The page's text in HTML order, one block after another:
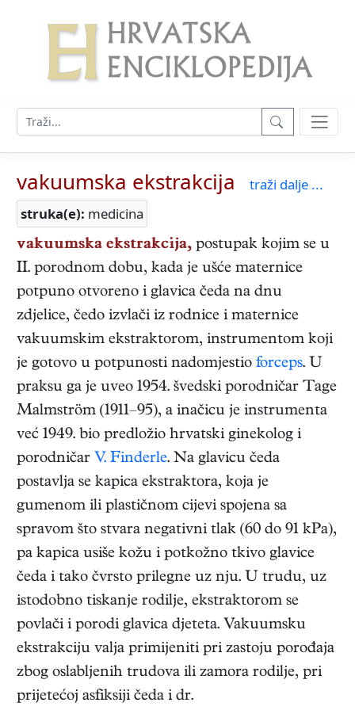
vakuumska ekstrakcija
traži dalje ...
struka(e): medicina
vakuumska ekstrakcija, postupak kojim se u
II. porodnom dobu, kada je ušće maternice
potpuno otvoreno i glavica čeda na dnu
zdjelice, čedo izvlači iz rodnice i maternice
vakuumskim ekstraktorom, instrumentom koji
je gotovo u potpunosti nadomjestio forceps. U
praksu ga je uveo 1954. švedski porodničar Tage
Malmström (1911–95), a inačicu je instrumenta
već 1949. bio predložio hrvatski ginekolog i
porodničar V. Finderle. Na glavicu čeda
postavlja se kapica ekstraktora, koja je
gumenom ili plastičnom cijevi spojena sa
spravom što stvara negativni tlak (60 do 91 kPa),
pa kapica usiše kožu i potkožno tkivo glavice
čeda i tako čvrsto prilegne uz nju. U trudu, uz
istodobno tiskanje rodilje, ekstraktorom se
povlači i porodi glavica djeteta. Vakuumsku
ekstrakciju valja primijeniti pri zastoju porođaja
zbog oslabljenih trudova ili zamora rodilje, pri
prijetećoj asfiksiji čeda i dr.